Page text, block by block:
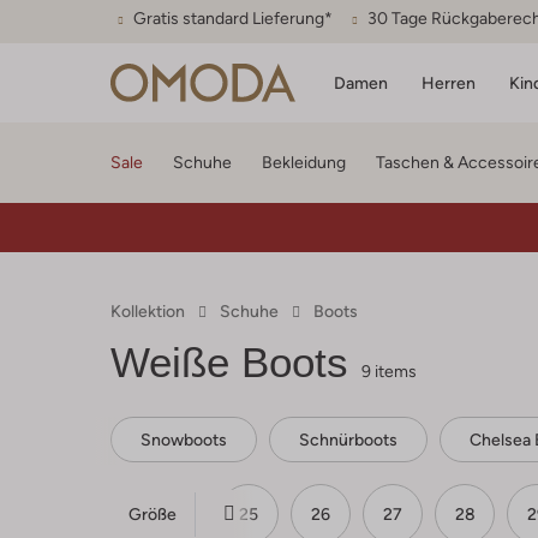
Gratis standard Lieferung* 30 Tage
Damen Herren
Sale Schuhe Bekleidung Taschen &
Kollektion Schuhe Boots
Weiße Boots 9 items
Snowboots Schnürboots Chelsea
Größe
24 25 26 27 28